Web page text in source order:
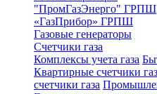
"ПромГазЭнерго" ГРПШ
«ГазПрибор» ГРПШ
Газовые генераторы
Счетчики газа
Комплексы учета газа
Квартирные счетчики
счетчики газа